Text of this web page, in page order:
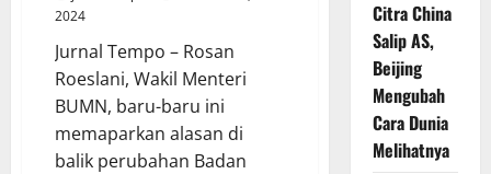
2024
Jurnal Tempo – Rosan
Roeslani, Wakil Menteri
BUMN, baru-baru ini
memaparkan alasan di
balik perubahan Badan
Citra China
Salip AS,
Beijing
Mengubah
Cara Dunia
Melihatnya